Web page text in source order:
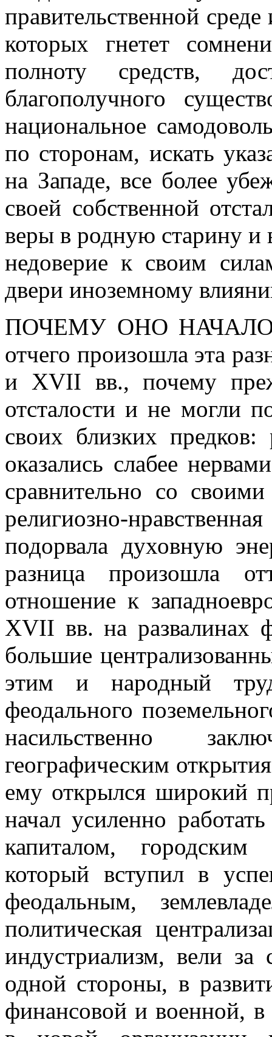
правительственной
которых гнетет
полноту средств,
благополучного
национальное
по сторонам, искать
на Западе, все более
своей собственной
веры в родную старину и
недоверие к своим
двери иноземному
ПОЧЕМУ ОНО
отчего произошла эта
и XVII вв., почему
отсталости и не могли
своих близких
оказались слабее
сравнительно со
религиозно-
подорвала духовную
разница произошла
отношение к
XVII вв. на развалинах
большие
этим и народный
феодального
насильственно
географическим
ему открылся широкий
начал усиленно
капиталом,
который вступил в
феодальным,
политическая
индустриализм, вели за
одной стороны, в
финансовой и военной,